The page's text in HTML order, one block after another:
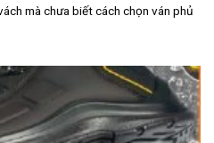
mà chưa biết cách chọn ván phủ